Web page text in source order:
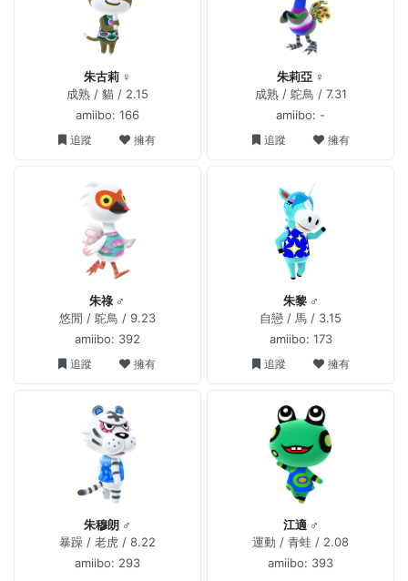
朱古莉 ♀
成熟 / 貓 / 2.15
amiibo: 166
追蹤 擁有
朱莉亞 ♀
成熟 / 鴕鳥 / 7.31
amiibo: -
追蹤 擁有
朱祿 ♂
悠閒 / 鴕鳥 / 9.23
amiibo: 392
追蹤 擁有
朱黎 ♂
自戀 / 馬 / 3.15
amiibo: 173
追蹤 擁有
朱穆朗 ♂
暴躁 / 老虎 / 8.22
amiibo: 293
江適 ♂
運動 / 青蛙 / 2.08
amiibo: 393